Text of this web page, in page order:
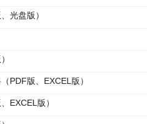
光盘版）
PDF版、EXCEL版）
EXCEL版）